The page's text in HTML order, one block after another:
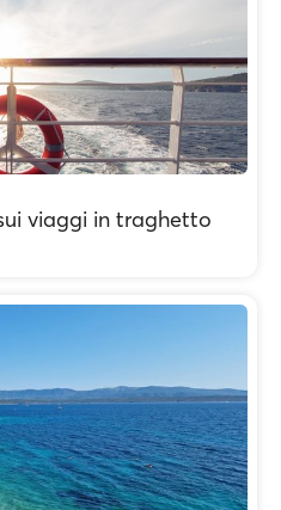
viaggi in traghetto